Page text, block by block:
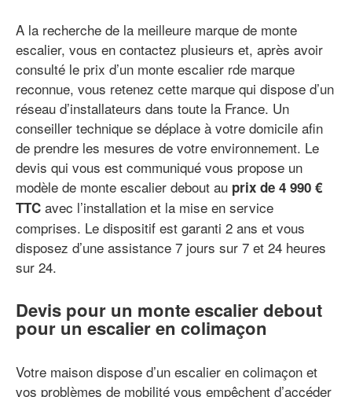
A la recherche de la meilleure marque de monte
escalier, vous en contactez plusieurs et, après avoir
consulté le prix d’un monte escalier rde marque
reconnue, vous retenez cette marque qui dispose d’un
réseau d’installateurs dans toute la France. Un
conseiller technique se déplace à votre domicile afin
de prendre les mesures de votre environnement. Le
devis qui vous est communiqué vous propose un
modèle de monte escalier debout au prix de 4 990 €
TTC avec l’installation et la mise en service
comprises. Le dispositif est garanti 2 ans et vous
disposez d’une assistance 7 jours sur 7 et 24 heures
sur 24.
Devis pour un monte escalier debout
pour un escalier en colimaçon
Votre maison dispose d’un escalier en colimaçon et
vos problèmes de mobilité vous empêchent d’accéder